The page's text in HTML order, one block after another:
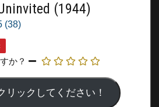
(1944)
(38)
か？